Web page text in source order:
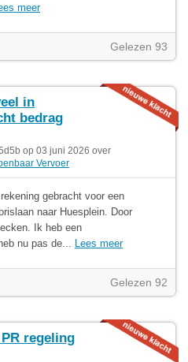
meer
Gelezen 93
in
bedrag
op 03 juni 2026 over
Vervoer
gebracht voor een
naar Huesplein. Door
Ik heb een
nu pas de... Lees meer
Gelezen 92
regeling